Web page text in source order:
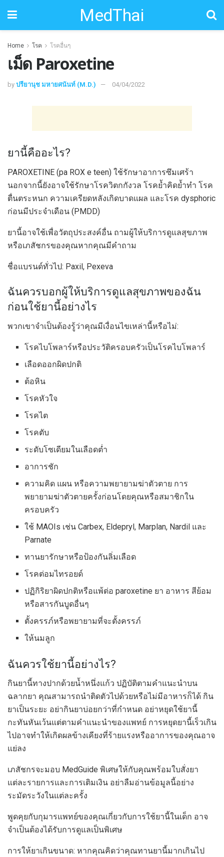
MedThai
Home โรค โรคอื่นๆ
เม็ด Paroxetine
by ปรียานุช มหายศนันท์ (M.D.) 04/04/2022
ยานี้คืออะไร?
PAROXETINE (pa ROX e teen) ใช้รักษาอาการซึมเศร้า
นอกจากนี้ยังอาจใช้รักษาโรควิตกกังวล โรคย้ำคิดย้ำทำ โรค
ตื่นตระหนก ความเครียดหลังเกิดบาดแผล และโรค dysphoric
ก่อนมีประจำเดือน (PMDD)
ยานี้อาจใช้เพื่อวัตถุประสงค์อื่น ถามผู้ให้บริการดูแลสุขภาพ
หรือเภสัชกรของคุณหากคุณมีคำถาม
ชื่อแบรนด์ทั่วไป: Paxil, Pexeva
ฉันควรบอกผู้ให้บริการดูแลสุขภาพของฉัน
ก่อนใช้ยานี้อย่างไร
พวกเขาจำเป็นต้องรู้ว่าคุณมีเงื่อนไขเหล่านี้หรือไม่:
โรคไบโพลาร์หรือประวัติครอบครัวเป็นโรคไบโพลาร์
เลือดออกผิดปกติ
ต้อหิน
โรคหัวใจ
โรคไต
โรคตับ
ระดับโซเดียมในเลือดต่ำ
อาการชัก
ความคิด แผน หรือความพยายามฆ่าตัวตาย การ
พยายามฆ่าตัวตายครั้งก่อนโดยคุณหรือสมาชิกใน
ครอบครัว
ใช้ MAOIs เช่น Carbex, Eldepryl, Marplan, Nardil และ
Parnate
ทานยารักษาหรือป้องกันลิ่มเลือด
โรคต่อมไทรอยด์
ปฏิกิริยาผิดปกติหรือแพ้ต่อ paroxetine ยา อาหาร สีย้อม
หรือสารกันบูดอื่นๆ
ตั้งครรภ์หรือพยายามที่จะตั้งครรภ์
ให้นมลูก
ฉันควรใช้ยานี้อย่างไร?
กินยานี้ทางปากด้วยน้ำหนึ่งแก้ว ปฏิบัติตามคำแนะนำบน
ฉลากยา คุณสามารถนำติดตัวไปด้วยหรือไม่มีอาหารก็ได้ กิน
ยาเป็นระยะ อย่ากินยาบ่อยกว่าที่กำหนด อย่าหยุดใช้ยานี้
กะทันหันเว้นแต่ตามคำแนะนำของแพทย์ การหยุดยานี้เร็วเกิน
ไปอาจทำให้เกิดผลข้างเคียงที่ร้ายแรงหรืออาการของคุณอาจ
แย่ลง
เภสัชกรจะมอบ MedGuide พิเศษให้กับคุณพร้อมใบสั่งยา
แต่ละรายการและการเติมเงิน อย่าลืมอ่านข้อมูลนี้อย่าง
ระมัดระวังในแต่ละครั้ง
พูดคุยกับกุมารแพทย์ของคุณเกี่ยวกับการใช้ยานี้ในเด็ก อาจ
จำเป็นต้องได้รับการดูแลเป็นพิเศษ
การให้ยาเกินขนาด: หากคุณคิดว่าคุณทานยานี้มากเกินไป